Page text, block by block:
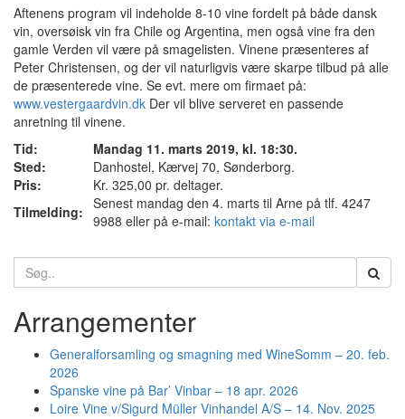
Aftenens program vil indeholde 8-10 vine fordelt på både dansk
vin, oversøisk vin fra Chile og Argentina, men også vine fra den
gamle Verden vil være på smagelisten. Vinene præsenteres af
Peter Christensen, og der vil naturligvis være skarpe tilbud på alle
de præsenterede vine. Se evt. mere om firmaet på:
www.vestergaardvin.dk Der vil blive serveret en passende
anretning til vinene.
Tid:
Mandag 11. marts 2019, kl. 18:30.
Sted:
Danhostel, Kærvej 70, Sønderborg.
Pris:
Kr. 325,00 pr. deltager.
Tilmelding: Senest mandag den 4. marts til Arne på tlf. 4247
9988 eller på e-mail: kontakt via e-mail
Search
for:
Arrangementer
Generalforsamling og smagning med WineSomm – 20. feb.
2026
Spanske vine på Bar’ Vinbar – 18 apr. 2026
Loire Vine v/Sigurd Müller Vinhandel A/S – 14. Nov. 2025